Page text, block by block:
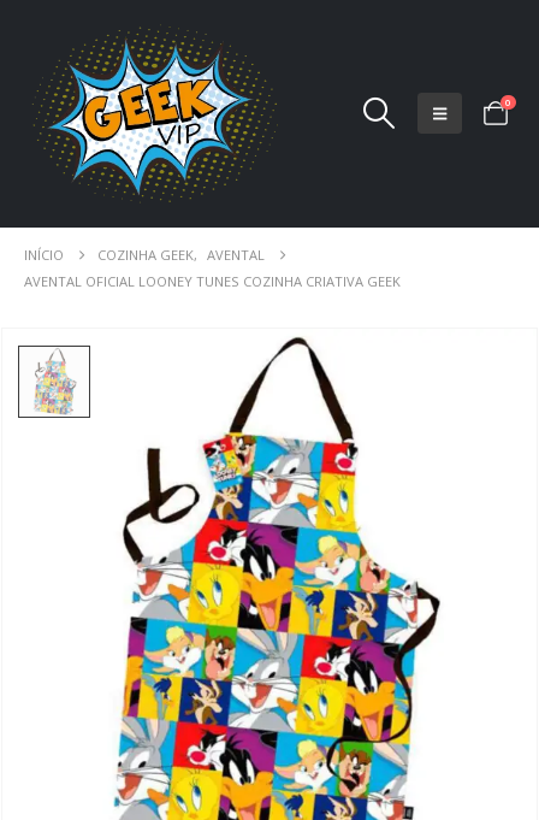
0
INÍCIO COZINHA GEEK, AVENTAL
AVENTAL OFICIAL LOONEY TUNES COZINHA CRIATIVA GEEK